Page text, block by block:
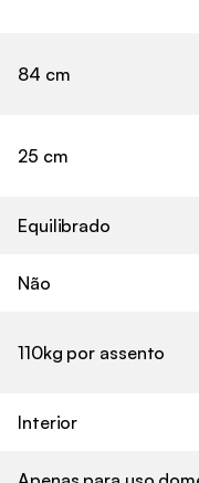
84 cm
25 cm
Equilibrado
Não
110kg por assento
Interior